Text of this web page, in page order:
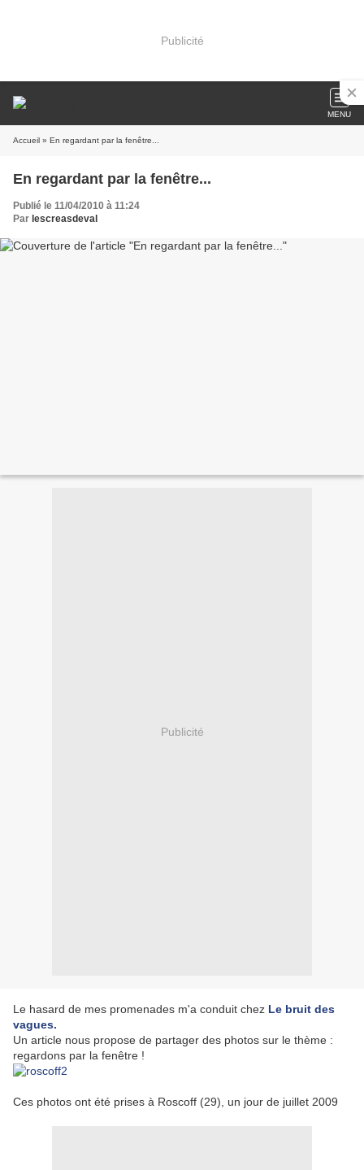
Publicité
MENU
Accueil » En regardant par la fenêtre...
En regardant par la fenêtre...
Publié le 11/04/2010 à 11:24
Par lescreasdeval
Publicité
Le hasard de mes promenades m'a conduit chez Le bruit des
vagues.
Un article nous propose de partager des photos sur le thème :
regardons par la fenêtre !
Ces photos ont été prises à Roscoff (29), un jour de juillet 2009